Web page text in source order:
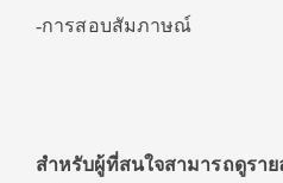
-การสอบสัมภาษณ์
สำหรับผู้ที่สนใจสามารถดูราย